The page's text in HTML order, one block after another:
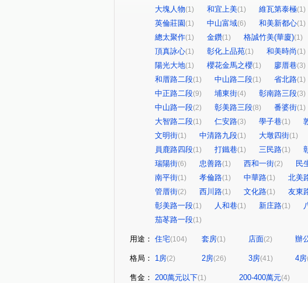
大塊人物(1) 和宜上美(1) 維瓦第泰極(1)
英倫莊園 (1) 中山富域(6) 和美新都心(1)
總太聚作(1) 金鑽(1) 格誠竹美(華廈)(1)
頂真詠心(1) 彰化上品苑(1) 和美時尚(1)
陽光大地(1) 櫻花金馬之櫻(1) 廖厝巷(3)
和厝路二段(1) 中山路二段(1) 省北路(1)
中正路二段(9) 埔東街(4) 彰南路三段(3)
中山路一段(2) 彰美路三段(8) 番婆街(1)
大智路二段(1) 仁安路(3) 學子巷(1)
文明街(1) 中清路九段(1) 大墩四街(1)
員鹿路四段(1) 打鐵巷(1) 三民路(1)
瑞陽街(6) 忠善路(1) 西和一街(2) 民
南平街(1) 孝倫路(1) 中華路(1) 北美
管厝街(2) 西川路(1) 文化路(1) 友東
彰美路一段(1) 人和巷(1) 新庄路(1)
茄苳路一段(1)
用途： 住宅(104) 套房(1) 店面(2) 辦
格局： 1房(2) 2房(26) 3房(41) 4房
售金： 200萬元以下(1) 200-400萬元(4)